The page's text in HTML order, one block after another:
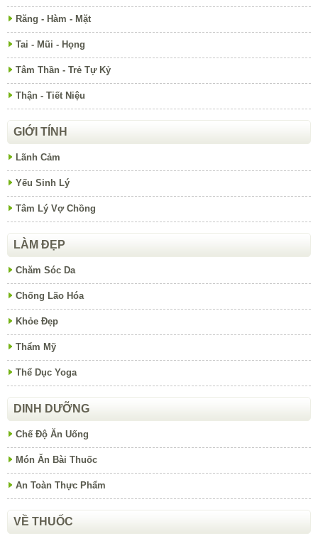
Răng - Hàm - Mặt
Tai - Mũi - Họng
Tâm Thần - Trẻ Tự Kỷ
Thận - Tiết Niệu
GIỚI TÍNH
Lãnh Cảm
Yếu Sinh Lý
Tâm Lý Vợ Chồng
LÀM ĐẸP
Chăm Sóc Da
Chống Lão Hóa
Khỏe Đẹp
Thẩm Mỹ
Thể Dục Yoga
DINH DƯỠNG
Chế Độ Ăn Uống
Món Ăn Bài Thuốc
An Toàn Thực Phẩm
VỀ THUỐC